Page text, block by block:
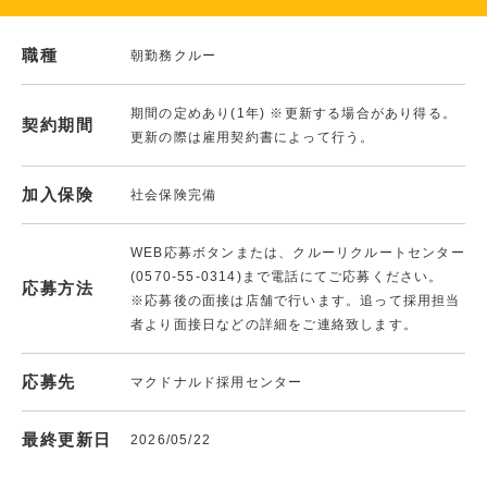
職種 朝勤務クルー
契約期間
期間の定めあり(1年) ※更新する場合があり得る。
更新の際は雇用契約書によって行う。
加入保険 社会保険完備
応募方法
WEB応募ボタンまたは、クルーリクルートセンター
(0570-55-0314)まで電話にてご応募ください。
※応募後の面接は店舗で行います。追って採用担当
者より面接日などの詳細をご連絡致します。
応募先 マクドナルド採用センター
最終更新日 2026/05/22